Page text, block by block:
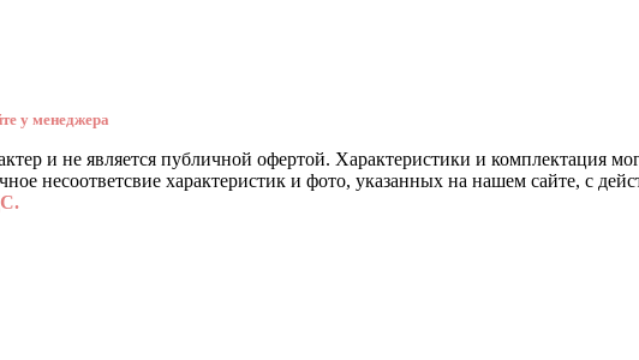
у менеджера
и не является публичной офертой. Характеристики и комплектация
несоответсвие характеристик и фото, указанных на нашем сайте, с